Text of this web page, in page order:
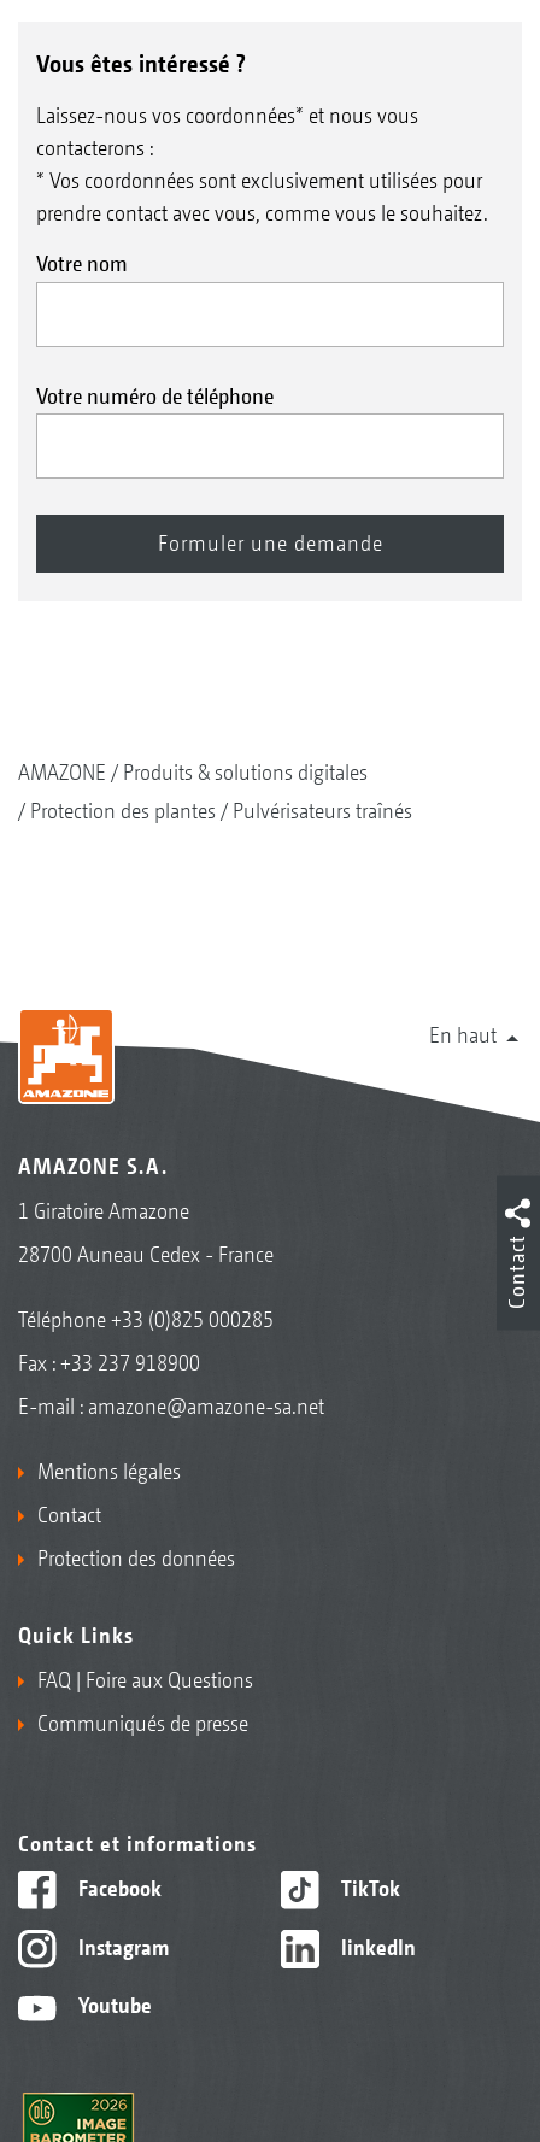
Vous êtes intéressé ?
Laissez-nous vos coordonnées* et nous vous
contacterons :
* Vos coordonnées sont exclusivement utilisées pour
prendre contact avec vous, comme vous le souhaitez.
Votre nom
Votre numéro de téléphone
AMAZONE
Produits & solutions digitales
Protection des plantes
Pulvérisateurs traînés
En haut
AMAZONE S.A.
1 Giratoire Amazone
28700 Auneau Cedex - France
Téléphone+33 (0)825 000285
Fax : +33 237 918900
E-mail : amazone@amazone-sa.net
Mentions légales
Contact
Protection des données
Quick Links
FAQ | Foire aux Questions
Communiqués de presse
Contact et informations
Facebook
Instagram
Youtube
TikTok
linkedIn
Contact